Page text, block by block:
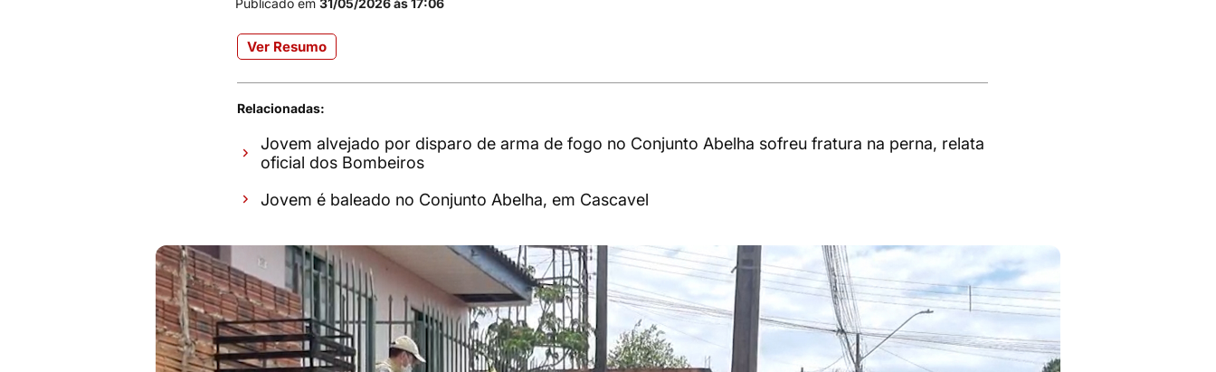
Publicado em 31/05/2026 às 17:06
Ver Resumo
Relacionadas:
Jovem alvejado por disparo de arma de fogo no Conjunto Abelha sofreu fratura na perna, relata
oficial dos Bombeiros
Jovem é baleado no Conjunto Abelha, em Cascavel